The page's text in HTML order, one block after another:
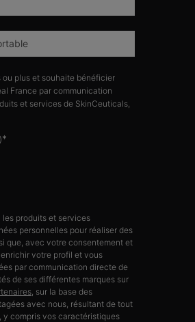
ou plus et souhaite bénéficier
France par communication
et services de SkinCeuticals,
*
les produits et services
personnelles pour réaliser des
que, avec votre consentement et
votre profil et vous
par communication directe de
de ses différentes marques sur
, sur la base des
avec nous, résultant de tout
compris vos caractéristiques